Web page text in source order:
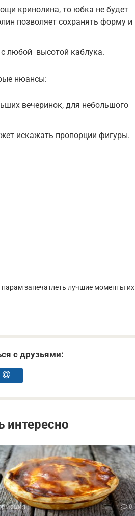
кринолина, то юбка не будет
позволяет сохранять форму и
любой высотой каблука.
нюансы:
вечеринок, для небольшого
искажать пропорции фигуры.
запечатлеть лучшие моменты их
с друзьями:
0